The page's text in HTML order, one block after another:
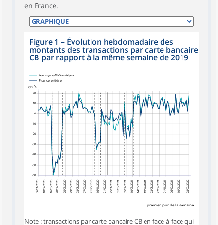
en France.
Figure 1 – Évolution hebdomadaire des
montants des transactions par carte bancaire
CB par rapport à la même semaine de 2019
-60
-50
-40
-30
-20
-10
0
10
20
en %
premier jour de la semaine
06/01/2020 10/02/2020 16/03/2020 20/04/2020 25/05/2020 29/06/2020 03/08/2020 07/09/2020 12/10/2020 16/11/2020 21/12/2020 25/01/2021 01/03/2021 05/04/2021 10/05/2021 14/06/2021 19/07/2021 23/08/2021 27/09/2021 01/11/2021 06/12/2021 10/01/2022 28/02/2022
Auvergne-Rhône-Alpes
France entière
Note : transactions par carte bancaire CB en face-à-face qui